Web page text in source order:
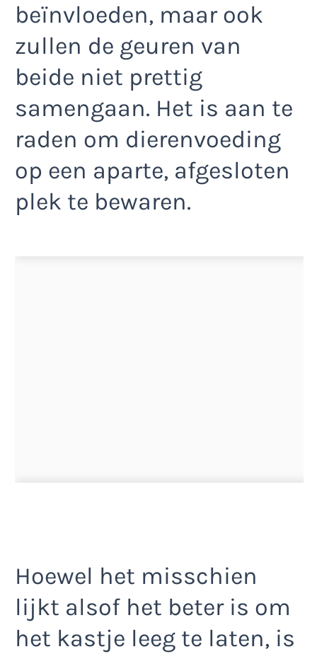
beïnvloeden, maar ook
zullen de geuren van
beide niet prettig
samengaan. Het is aan te
raden om dierenvoeding
op een aparte, afgesloten
plek te bewaren.
Hoewel het misschien
lijkt alsof het beter is om
het kastje leeg te laten, is